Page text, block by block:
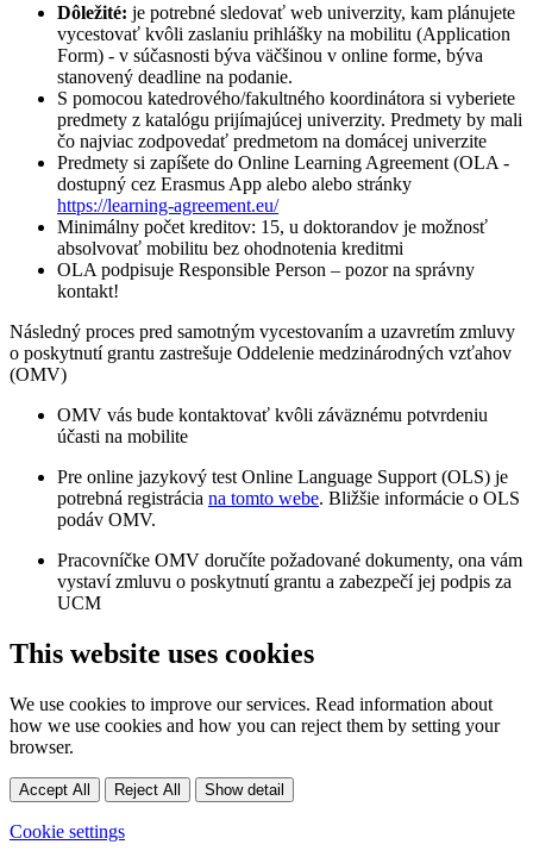
Dôležité: je potrebné sledovať web univerzity, kam plánujete
vycestovať kvôli zaslaniu prihlášky na mobilitu (Application
Form) - v súčasnosti býva väčšinou v online forme, býva
stanovený deadline na podanie.
S pomocou katedrového/fakultného koordinátora si vyberiete
predmety z katalógu prijímajúcej univerzity. Predmety by mali
čo najviac zodpovedať predmetom na domácej univerzite
Predmety si zapíšete do Online Learning Agreement (OLA -
dostupný cez Erasmus App alebo alebo stránky
https://learning-agreement.eu/
Minimálny počet kreditov: 15, u doktorandov je možnosť
absolvovať mobilitu bez ohodnotenia kreditmi
OLA podpisuje Responsible Person – pozor na správny
kontakt!
Následný proces pred samotným vycestovaním a uzavretím zmluvy
o poskytnutí grantu zastrešuje Oddelenie medzinárodných vzťahov
(OMV)
OMV vás bude kontaktovať kvôli záväznému potvrdeniu
účasti na mobilite
Pre online jazykový test Online Language Support (OLS) je
potrebná registrácia na tomto webe. Bližšie informácie o OLS
podáv OMV.
Pracovníčke OMV doručíte požadované dokumenty, ona vám
vystaví zmluvu o poskytnutí grantu a zabezpečí jej podpis za
UCM
This website uses cookies
We use cookies to improve our services. Read information about
how we use cookies and how you can reject them by setting your
browser.
Accept All Reject All Show detail
Cookie settings